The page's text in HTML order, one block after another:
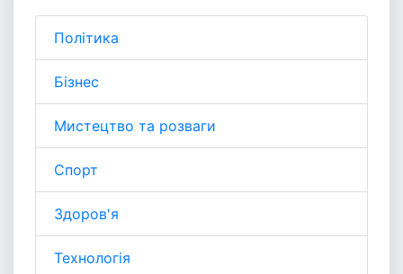
Політика
Бізнес
Мистецтво та розваги
Спорт
Здоров'я
Технологія